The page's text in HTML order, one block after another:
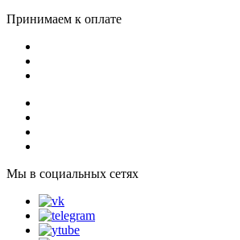
Принимаем к оплате
Мы в социальных сетях